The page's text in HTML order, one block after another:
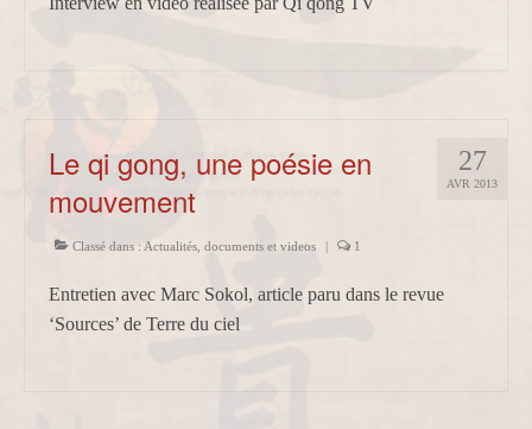
27
AVR 2013
Le qi gong, une poésie en
mouvement
Classé dans : Actualités documents et videos | 1
Entretien avec Marc Sokol, article paru dans le revue
‘Sources’ de Terre du ciel